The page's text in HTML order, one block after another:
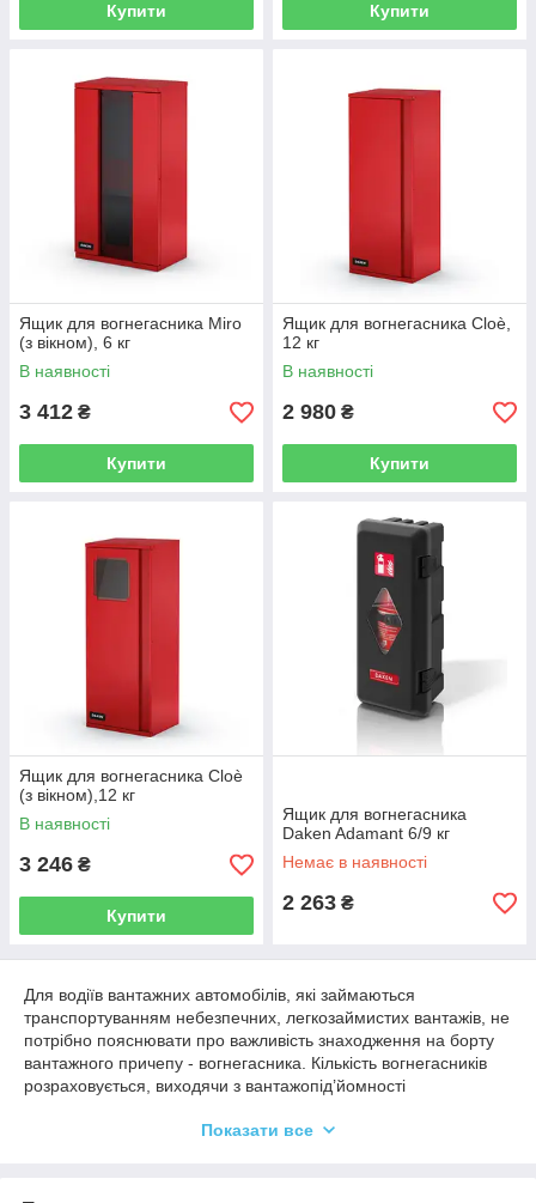
Купити Купити
Ящик для вогнегасника Miro
(з вікном), 6 кг
В наявності
3 412 ₴
Купити
Ящик для вогнегасника Cloè,
12 кг
В наявності
2 980 ₴
Купити
Ящик для вогнегасника Cloè
(з вікном),12 кг
В наявності
3 246 ₴
Купити
Ящик для вогнегасника
Daken Adamant 6/9 кг
Немає в наявності
2 263 ₴
Для водіїв вантажних автомобілів, які займаються
транспортуванням небезпечних, легкозаймистих вантажів, не
потрібно пояснювати про важливість знаходження на борту
вантажного причепу - вогнегасника. Кількість вогнегасників
розраховується, виходячи з вантажопід’йомності
На кожні 7 тисяч кілограм повинно бути 2 вогнегасника.
Показати все